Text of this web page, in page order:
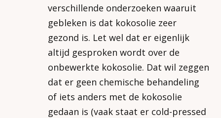
verschillende onderzoeken waaruit
gebleken is dat kokosolie zeer
gezond is. Let wel dat er eigenlijk
altijd gesproken wordt over de
onbewerkte kokosolie. Dat wil zeggen
dat er geen chemische behandeling
of iets anders met de kokosolie
gedaan is (vaak staat er cold-pressed